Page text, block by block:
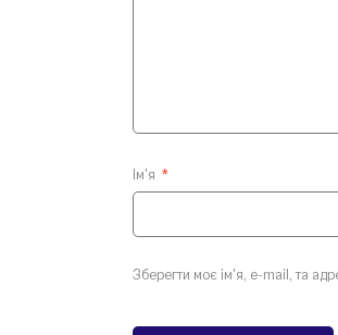
Ім'я *
Зберегти моє ім'я, e-mail, та